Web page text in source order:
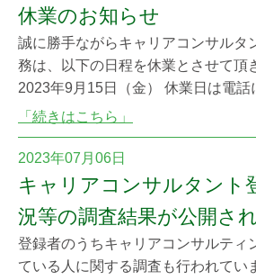
休業のお知らせ
誠に勝手ながらキャリアコンサルタ
務は、以下の日程を休業とさせて頂
2023年9月15日（金） 休業日は電話
お受けできません。ご不便、ご迷惑
「続きはこちら」
2023年07月06日
キャリアコンサルタント
況等の調査結果が公開さ
登録者のうちキャリアコンサルティ
ている人に関する調査も行われてい